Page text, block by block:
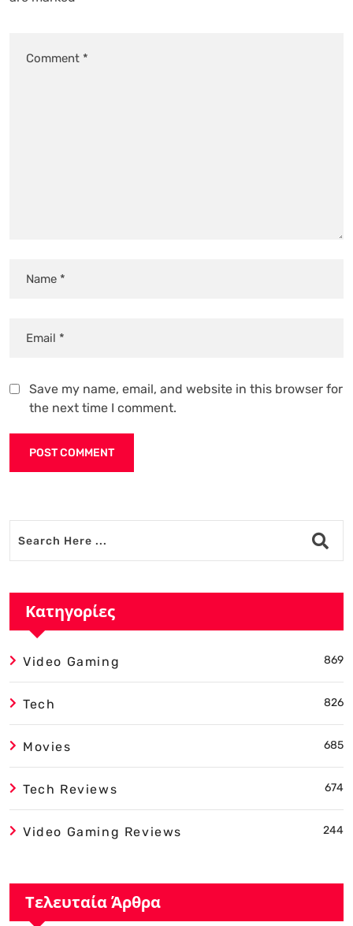
Save my name, email, and website in this browser for
the next time I comment.
Κατηγορίες
Video Gaming 869
Tech 826
Movies 685
Tech Reviews 674
Video Gaming Reviews 244
Τελευταία Άρθρα